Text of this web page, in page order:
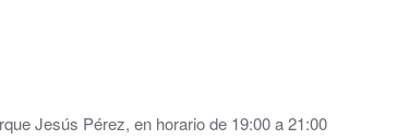
Jesús Pérez, en horario de 19:00 a 21:00